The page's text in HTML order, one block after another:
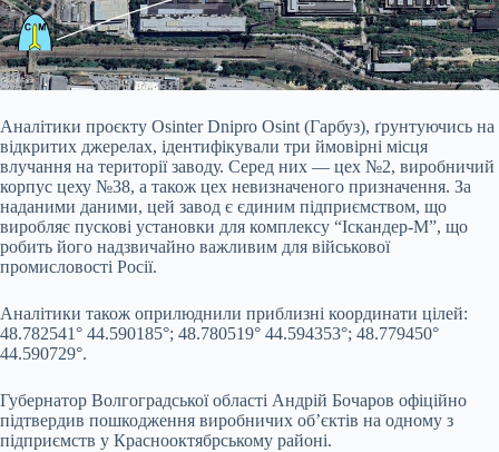
Аналітики проєкту Osinter Dnipro Osint (Гарбуз), ґрунтуючись на
відкритих джерелах, ідентифікували три ймовірні місця
влучання на території заводу. Серед них — цех №2, виробничий
корпус цеху №38, а також цех невизначеного призначення. За
наданими даними, цей завод є єдиним підприємством, що
виробляє пускові установки для комплексу “Іскандер-М”, що
робить його надзвичайно важливим для військової
промисловості Росії.
Аналітики також оприлюднили приблизні координати цілей:
48.782541° 44.590185°; 48.780519° 44.594353°; 48.779450°
44.590729°.
Губернатор Волгоградської області Андрій Бочаров офіційно
підтвердив пошкодження виробничих об’єктів на одному з
підприємств у Краснооктябрському районі.